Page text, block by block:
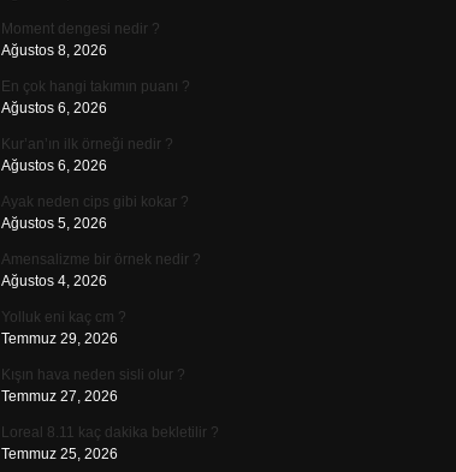
Moment dengesi nedir ?
Ağustos 8, 2026
En çok hangi takımın puanı ?
Ağustos 6, 2026
Kur’an’ın ilk örneği nedir ?
Ağustos 6, 2026
Ayak neden cips gibi kokar ?
Ağustos 5, 2026
Amensalizme bir örnek nedir ?
Ağustos 4, 2026
Yolluk eni kaç cm ?
Temmuz 29, 2026
Kışın hava neden sisli olur ?
Temmuz 27, 2026
Loreal 8.11 kaç dakika bekletilir ?
Temmuz 25, 2026